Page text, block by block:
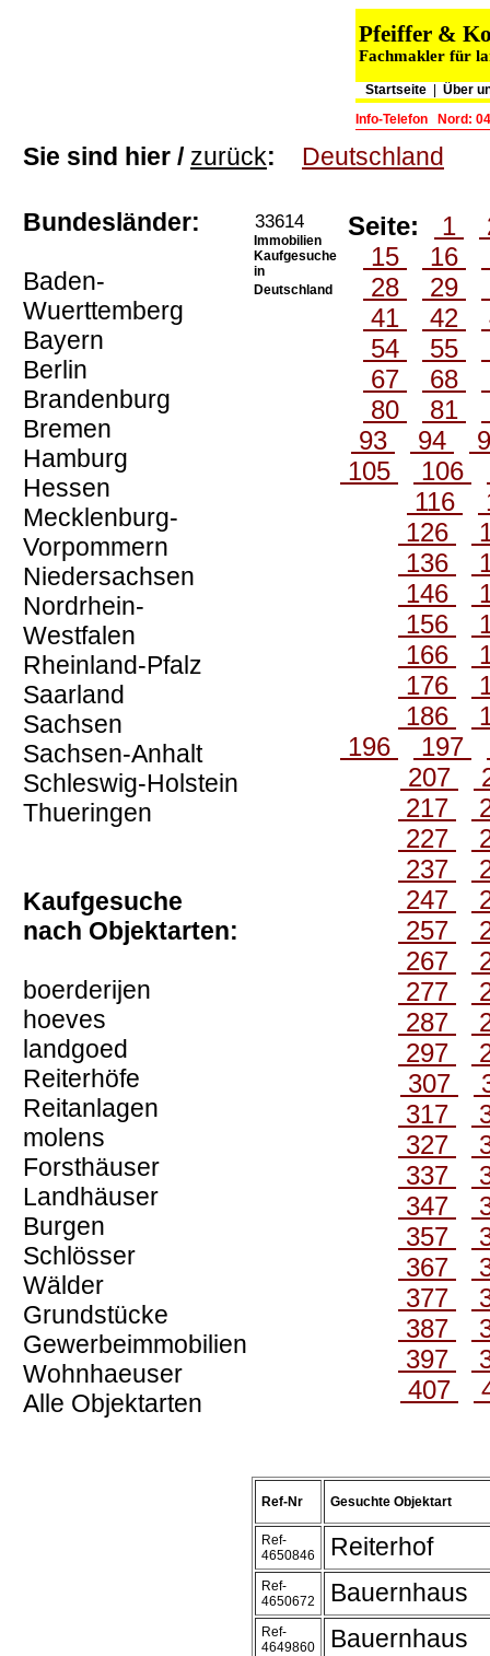
Pfeiffer &
Fachmakler für
Startseite| Über
Info-Telefon
Nord:
Sie sind hier / zurück: Deutschland
Bundesländer:
Baden-
Wuerttemberg
Bayern
Berlin
Brandenburg
Bremen
Hamburg
Hessen
Mecklenburg-
Vorpommern
Niedersachsen
Nordrhein-
Westfalen
Rheinland-Pfalz
Saarland
Sachsen
Sachsen-Anhalt
Schleswig-Holstein
Thueringen
Kaufgesuche
nach Objektarten:
boerderijen
hoeves
landgoed
Reiterhöfe
Reitanlagen
molens
Forsthäuser
Landhäuser
Burgen
Schlösser
Wälder
Grundstücke
Gewerbeimmobilien
Wohnhaeuser
Alle Objektarten
33614
Immobilien
Kaufgesuche
in
Deutschland
Seite: 1
15
16
28
29
41
42
54
55
67
68
80
81
93
94
105
106
116
126
136
146
156
166
176
186
196
197
207
217
227
237
247
257
267
277
287
297
307
317
327
337
347
357
367
377
387
397
407
Ref-Nr Gesuchte Objektart
Ref-
4650846
Reiterhof
Ref-
4650672
Bauernhaus
Ref-
4649860
Bauernhaus